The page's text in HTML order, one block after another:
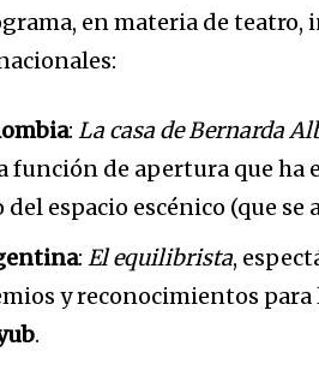
en materia de teatro,
:La casa de Bernarda
función de apertura que ha
del espacio escénico (que
:El equilibrista,
y reconocimientos
.